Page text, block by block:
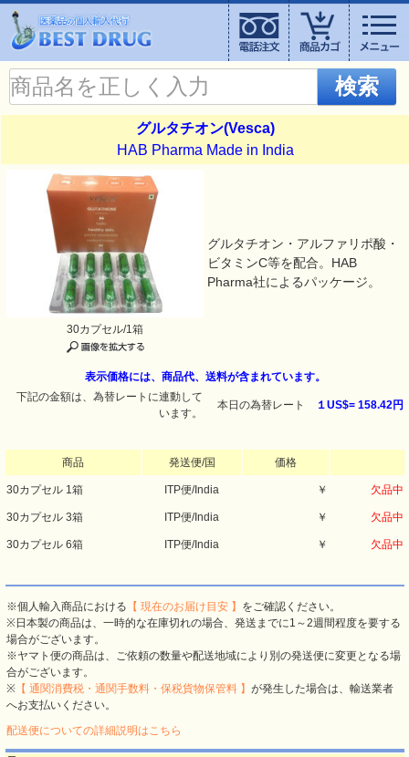
検索
グルタチオン(Vesca)
HAB Pharma Made in India
グルタチオン・アルファリポ酸・
ビタミンC等を配合。HAB
Pharma社によるパッケージ。
30カプセル/1箱
表示価格には、商品代、送料が含まれています。
下記の金額は、為替レートに連動して
います。
本日の為替レート １US$= 158.42円
商品 発送便/国 価格
30カプセル 1箱 ITP便/India ￥ 欠品中
30カプセル 3箱 ITP便/India ￥ 欠品中
30カプセル 6箱 ITP便/India ￥ 欠品中
※個人輸入商品における 【 現在のお届け目安 】 をご確認ください。
※日本製の商品は、一時的な在庫切れの場合、発送までに1～2週間程度を要する
場合がございます。
※ヤマト便の商品は、ご依頼の数量や配送地域により別の発送便に変更となる場
合がございます。
※ 【 通関消費税・通関手数料・保税貨物保管料 】 が発生した場合は、輸送業者
へお支払いください。
配送便についての詳細説明はこちら